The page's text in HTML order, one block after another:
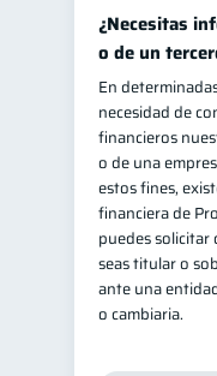
ahorro
Doble sueldo
Gasto
¿Necesitas
o de un
En
necesidad de
financieros
o de una
estos fines,
financiera de
puedes
seas titular o
ante una
o cambiaria.